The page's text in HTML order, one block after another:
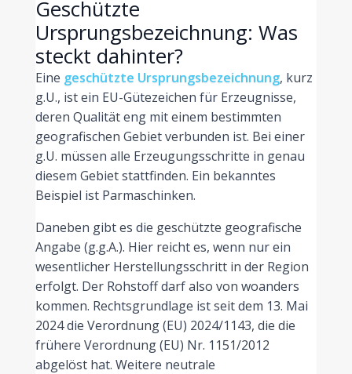
Geschützte
Ursprungsbezeichnung: Was
steckt dahinter?
Eine geschützte Ursprungsbezeichnung, kurz
g.U., ist ein EU-Gütezeichen für Erzeugnisse,
deren Qualität eng mit einem bestimmten
geografischen Gebiet verbunden ist. Bei einer
g.U. müssen alle Erzeugungsschritte in genau
diesem Gebiet stattfinden. Ein bekanntes
Beispiel ist Parmaschinken.
Daneben gibt es die geschützte geografische
Angabe (g.g.A.). Hier reicht es, wenn nur ein
wesentlicher Herstellungsschritt in der Region
erfolgt. Der Rohstoff darf also von woanders
kommen. Rechtsgrundlage ist seit dem 13. Mai
2024 die Verordnung (EU) 2024/1143, die die
frühere Verordnung (EU) Nr. 1151/2012
abgelöst hat. Weitere neutrale